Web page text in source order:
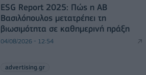
ESG Report 2025: Πώς η ΑΒ
Βασιλόπουλος μετατρέπει τη
βιωσιμότητα σε καθημερινή πράξη
04/08/2026 - 12:54
advertising.gr